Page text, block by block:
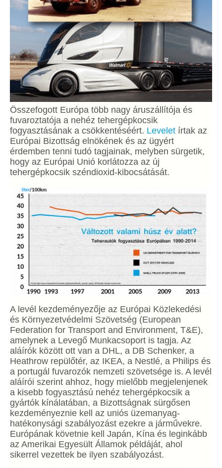
Összefogott Európa több nagy áruszállítója és
fuvaroztatója a nehéz tehergépkocsik
fogyasztásának a csökkentéséért. Levelet írtak az
Európai Bizottság elnökének és az ügyért
érdemben tenni tudó tagjainak, melyben sürgetik,
hogy az Európai Unió korlátozza az új
tehergépkocsik széndioxid-kibocsátását.
A levél kezdeményezője az Európai Közlekedési
és Környezetvédelmi Szövetség (European
Federation for Transport and Environment, T&E),
amelynek a Levegő Munkacsoport is tagja. Az
aláírók között ott van a DHL, a DB Schenker, a
Heathrow repülőtér, az IKEA, a Nestlé, a Philips és
a portugál fuvarozók nemzeti szövetsége is. A levél
aláírói szerint ahhoz, hogy mielőbb megjelenjenek
a kisebb fogyasztású nehéz tehergépkocsik a
gyártók kínálatában, a Bizottságnak sürgősen
kezdeményeznie kell az uniós üzemanyag-
hatékonysági szabályozást ezekre a járművekre.
Európának követnie kell Japán, Kína és leginkább
az Amerikai Egyesült Államok példáját, ahol
sikerrel vezettek be ilyen szabályozást.